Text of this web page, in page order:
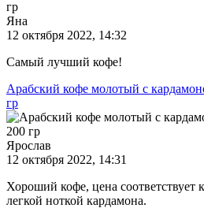
Яна
12 октября 2022, 14:32
Самый лучший кофе!
Арабский кофе молотый с
гр
Ярослав
12 октября 2022, 14:31
Хороший кофе, цена соответствует
легкой ноткой кардамона.